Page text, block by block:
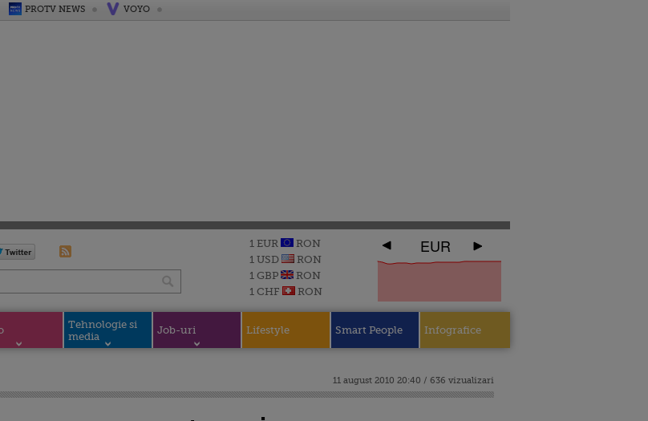
PROTV NEWS VOYO
1 EUR
RON
1 USD
RON
1 GBP
RON
1 CHF
RON
EUR
Tehnologie si
media
Job-uri Lifestyle Smart People Infografice
11 august 2010 20:40 / 636 vizualizari